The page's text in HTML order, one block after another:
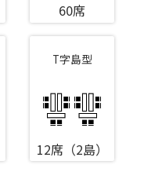
60席
T字島型
12席（2島）